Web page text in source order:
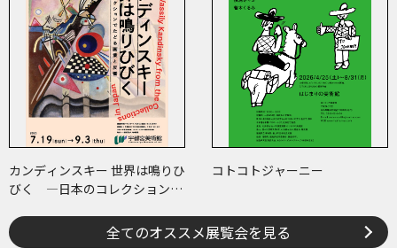
カンディンスキー 世界は鳴りひ
びく ―日本のコレクションで
コトコトジャーニー
全てのオススメ展覧会を見る